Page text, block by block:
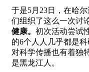
于是5月23日，在哈
们组织了这么一次讨
健康。 初次活动尝试
的6个人人几乎都是
对科学传播也有着独
是黑龙江人。